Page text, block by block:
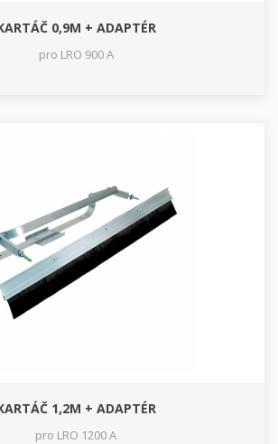
0,9M + ADAPTÉR
pro LRO 900 A
1,2M + ADAPTÉR
pro LRO 1200 A